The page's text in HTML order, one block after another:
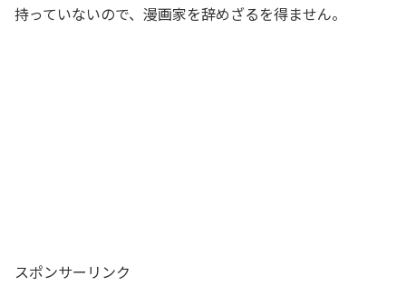
持っていないので、漫画家を辞めざるを得ません。
スポンサーリンク